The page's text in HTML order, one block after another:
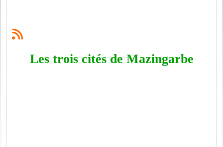
Les trois cités de Mazingarbe